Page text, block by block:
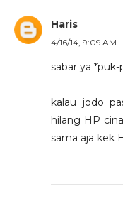
Haris
4/16/14, 9:09 AM
sabar ya *puk-
kalau jodo
hilang HP
sama aja kek